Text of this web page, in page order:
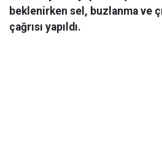
beklenirken sel, buzlanma ve
çağrısı yapıldı.